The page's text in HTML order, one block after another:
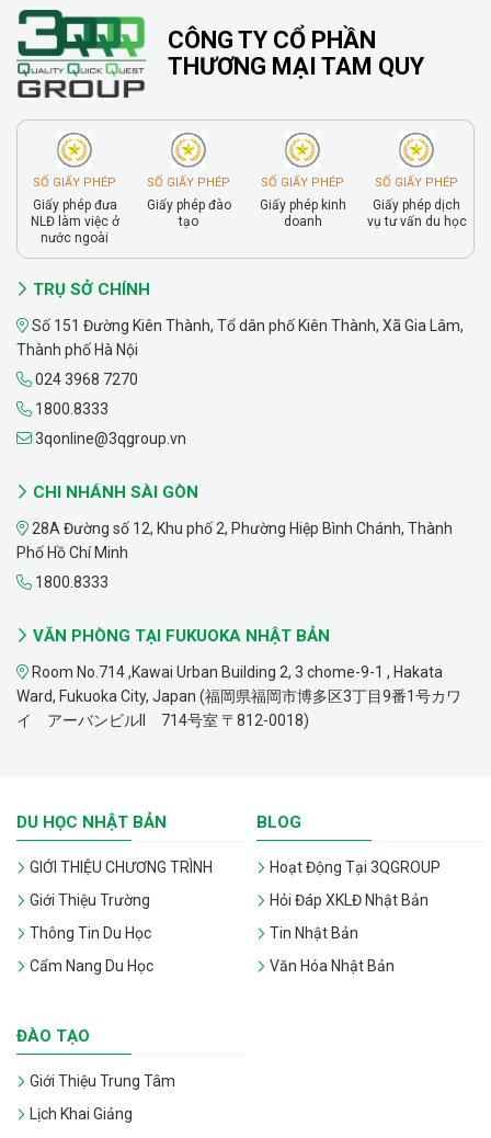
CÔNG TY CỔ PHẦN
THƯƠNG MẠI TAM QUY
SỐ GIẤY PHÉP
Giấy phép đưa
NLĐ làm việc ở
nước ngoài
SỐ GIẤY PHÉP
Giấy phép đào
tạo
SỐ GIẤY PHÉP
Giấy phép kinh
doanh
SỐ GIẤY PHÉP
Giấy phép dịch
vụ tư vấn du học
TRỤ SỞ CHÍNH
Số 151 Đường Kiên Thành, Tổ dân phố Kiên Thành, Xã Gia Lâm,
Thành phố Hà Nội
024 3968 7270
1800.8333
3qonline@3qgroup.vn
CHI NHÁNH SÀI GÒN
28A Đường số 12, Khu phố 2, Phường Hiệp Bình Chánh, Thành
Phố Hồ Chí Minh
1800.8333
VĂN PHÒNG TẠI FUKUOKA NHẬT BẢN
Room No.714 ,Kawai Urban Building 2, 3 chome-9-1 , Hakata
Ward, Fukuoka City, Japan (福岡県福岡市博多区3丁目9番1号カワ
イ アーバンビルII 714号室 〒812-0018)
DU HỌC NHẬT BẢN
GIỚI THIỆU CHƯƠNG TRÌNH
Giới Thiệu Trường
Thông Tin Du Học
Cẩm Nang Du Học
BLOG
Hoạt Động Tại 3QGROUP
Hỏi Đáp XKLĐ Nhật Bản
Tin Nhật Bản
Văn Hóa Nhật Bản
ĐÀO TẠO
Giới Thiệu Trung Tâm
Lịch Khai Giảng